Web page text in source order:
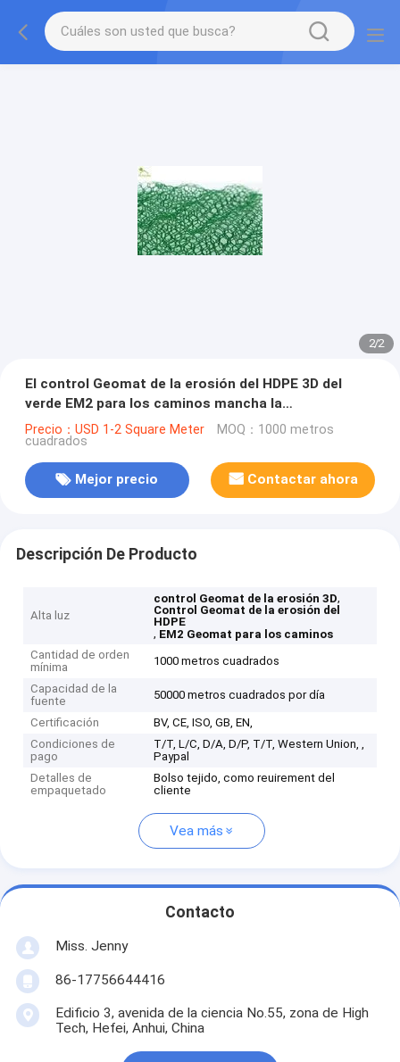
2/2
El control Geomat de la erosión del HDPE 3D del
verde EM2 para los caminos mancha la
consolidación
Precio：USD 1-2 Square Meter MOQ：1000 metros
cuadrados
Mejor precio Contactar ahora
Descripción De Producto
Alta luz
control Geomat de la erosión 3D,
Control Geomat de la erosión del
HDPE
, EM2 Geomat para los caminos
Cantidad de orden
mínima
1000 metros cuadrados
Capacidad de la
fuente
50000 metros cuadrados por día
Certificación
BV, CE, ISO, GB, EN,
Condiciones de
pago
T/T, L/C, D/A, D/P, T/T, Western Union, ,
Paypal
Detalles de
empaquetado
Bolso tejido, como reuirement del
cliente
Vea más
Contacto
Miss. Jenny
86-17756644416
Edificio 3, avenida de la ciencia No.55, zona de High
Tech, Hefei, Anhui, China